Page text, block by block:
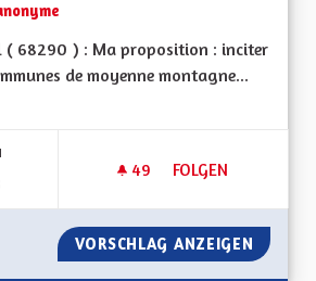
( 68290 ) : Ma proposition : inciter
de moyenne montagne...
49 49 FOLLOWER
FOLGEN
FAVORISER LA
VORSCHLAG ANZEIGEN